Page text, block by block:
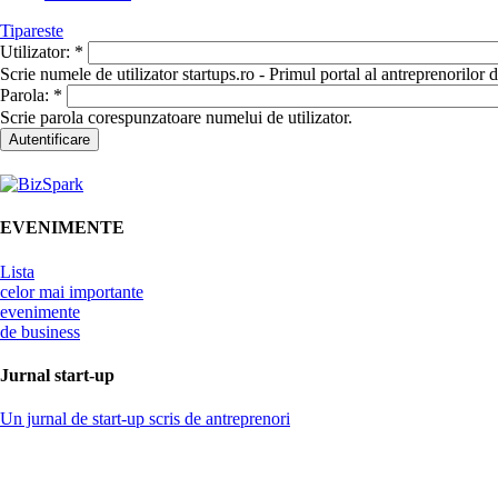
Tipareste
Utilizator: *
Scrie numele de utilizator startups.ro - Primul portal al antreprenorilor
Parola: *
Scrie parola corespunzatoare numelui de utilizator.
EVENIMENTE
Lista
celor mai importante
evenimente
de business
Jurnal start-up
Un jurnal de start-up scris de antreprenori